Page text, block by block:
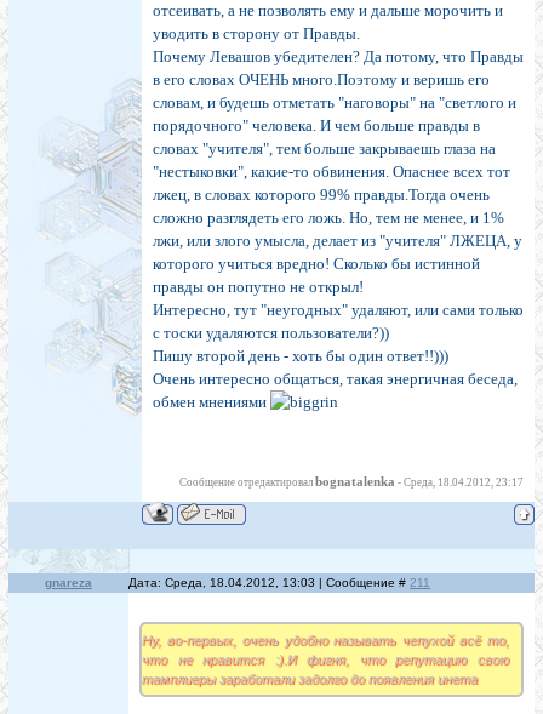
отсеивать, а не позволять ему и дальше морочить и
уводить в сторону от Правды.
Почему Левашов убедителен? Да потому, что Правды
в его словах ОЧЕНЬ много.Поэтому и веришь его
словам, и будешь отметать "наговоры" на "светлого и
порядочного" человека. И чем больше правды в
словах "учителя", тем больше закрываешь глаза на
"нестыковки", какие-то обвинения. Опаснее всех тот
лжец, в словах которого 99% правды.Тогда очень
сложно разглядеть его ложь. Но, тем не менее, и 1%
лжи, или злого умысла, делает из "учителя" ЛЖЕЦА, у
которого учиться вредно! Сколько бы истинной
правды он попутно не открыл!
Интересно, тут "неугодных" удаляют, или сами только
с тоски удаляются пользователи?))
Пишу второй день - хоть бы один ответ!!)))
Очень интересно общаться, такая энергичная беседа,
обмен мнениями
Сообщение отредактировал bognatalenka - Среда, 18.04.2012, 23:17
gnareza Дата: Среда, 18.04.2012, 13:03 | Сообщение # 211
Ну, во-первых, очень удобно называть чепухой всё то,
что не нравится :).И фигня, что репутацию свою
тамплиеры заработали задолго до появления инета